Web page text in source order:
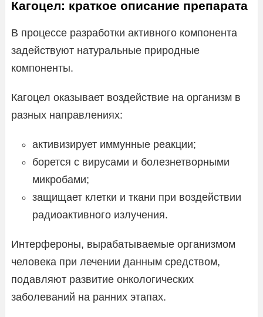
Кагоцел: краткое описание препарата
В процессе разработки активного компонента
задействуют натуральные природные
компоненты.
Кагоцел оказывает воздействие на организм в
разных направлениях:
активизирует иммунные реакции;
борется с вирусами и болезнетворными
микробами;
защищает клетки и ткани при воздействии
радиоактивного излучения.
Интерфероны, вырабатываемые организмом
человека при лечении данным средством,
подавляют развитие онкологических
заболеваний на ранних этапах.